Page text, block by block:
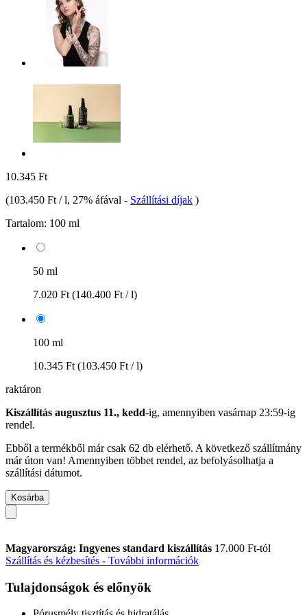
10.345 Ft
(103.450 Ft / l, 27% áfával - Szállítási díjak )
Tartalom: 100 ml
50 ml
7.020 Ft (140.400 Ft / l)
100 ml
10.345 Ft (103.450 Ft / l)
raktáron
Kiszállítás augusztus 11., kedd-ig, amennyiben vasárnap 23:59-ig
rendel.
Ebből a termékből már csak 62 db elérhető. A következő szállítmány
már úton van! Amennyiben többet rendel, az befolyásolhatja a
szállítási dátumot.
Kosárba
Magyarország: Ingyenes standard kiszállítás 17.000 Ft-tól
Szállítás és kézbesítés - További információk
Tulajdonságok és előnyök